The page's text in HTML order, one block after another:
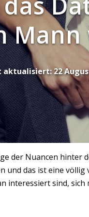
Mann
aktualisiert: 22
der Nuancen hinter
und das ist eine
interessiert sind,